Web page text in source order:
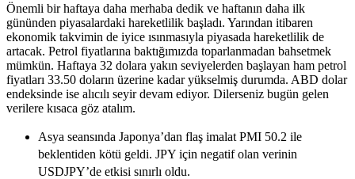
Önemli bir haftaya daha merhaba dedik ve haftanın daha ilk
gününden piyasalardaki hareketlilik başladı. Yarından itibaren
ekonomik takvimin de iyice ısınmasıyla piyasada hareketlilik de
artacak. Petrol fiyatlarına baktığımızda toparlanmadan bahsetmek
mümkün. Haftaya 32 dolara yakın seviyelerden başlayan ham petrol
fiyatları 33.50 doların üzerine kadar yükselmiş durumda. ABD dolar
endeksinde ise alıcılı seyir devam ediyor. Dilerseniz bugün gelen
verilere kısaca göz atalım.
Asya seansında Japonya’dan flaş imalat PMI 50.2 ile
beklentiden kötü geldi. JPY için negatif olan verinin
USDJPY’de etkisi sınırlı oldu.